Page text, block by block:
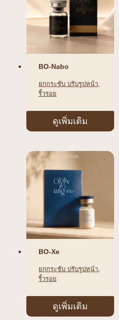
BO-Nabo
ยกกระชับ ปรับรูปหน้า
ริ้วรอย
ดูเพิ่มเติม
BO-Xe
ยกกระชับ ปรับรูปหน้า
ริ้วรอย
ดูเพิ่มเติม